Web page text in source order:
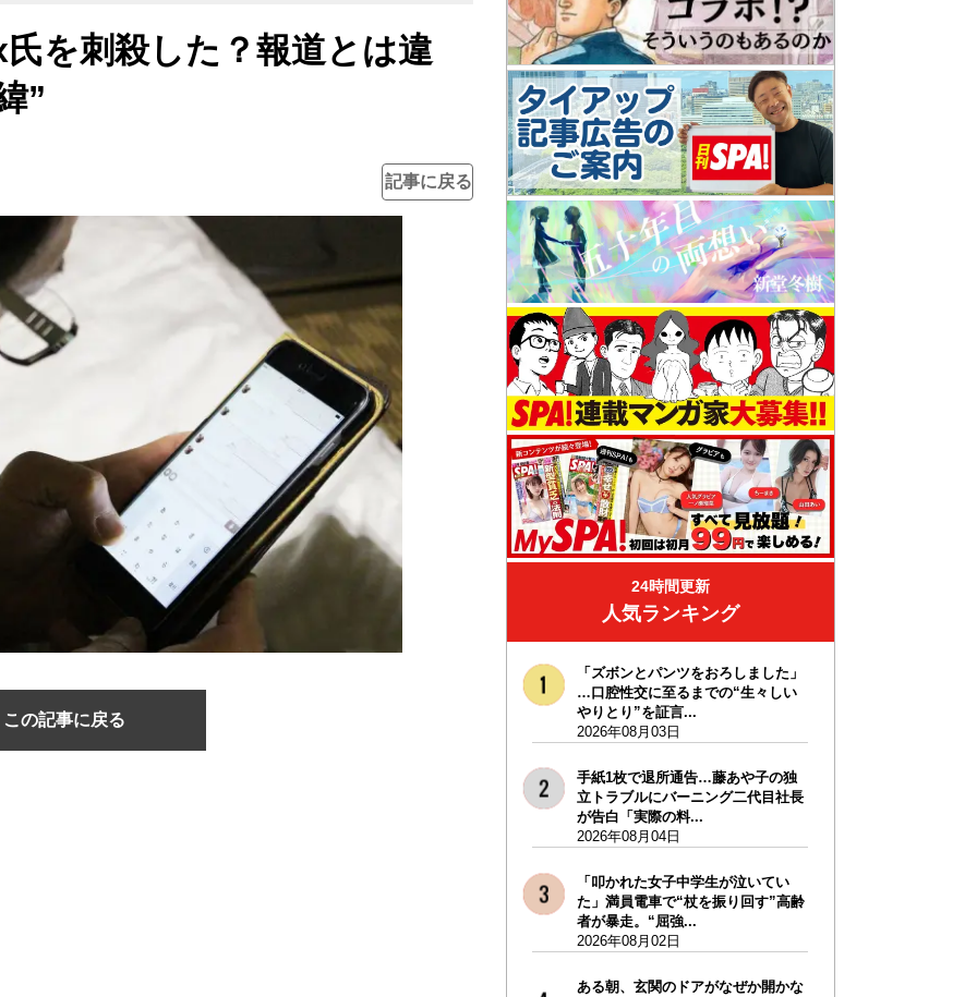
を刺殺した？報道とは違
”
記事に戻る
この記事に戻る
24時間更新
人気ランキング
「ズボンとパンツをおろしました」
…口腔性交に至るまでの“生々しい
やりとり”を証言...
2026年08月03日
手紙1枚で退所通告…藤あや子の独
立トラブルにバーニング二代目社長
が告白「実際の料...
2026年08月04日
「叩かれた女子中学生が泣いてい
た」満員電車で“杖を振り回す”高齢
者が暴走。“屈強...
2026年08月02日
ある朝、玄関のドアがなぜか開かな